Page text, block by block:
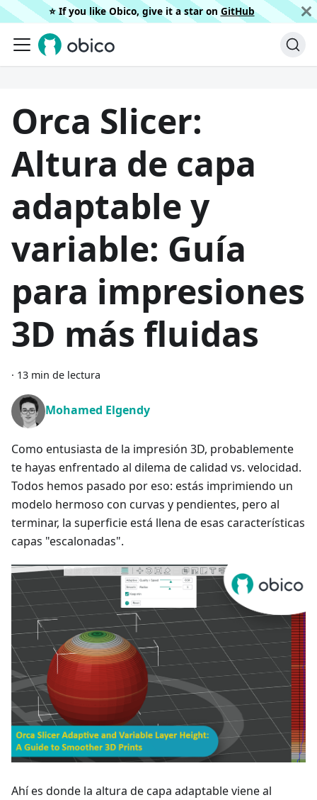
⭐️ If you like Obico, give it a star on GitHub
Orca Slicer:
Altura de capa
adaptable y
variable: Guía
para impresiones
3D más fluidas
· 13 min de lectura
Mohamed Elgendy
Como entusiasta de la impresión 3D, probablemente
te hayas enfrentado al dilema de calidad vs. velocidad.
Todos hemos pasado por eso: estás imprimiendo un
modelo hermoso con curvas y pendientes, pero al
terminar, la superficie está llena de esas características
capas "escalonadas".
Ahí es donde la altura de capa adaptable viene al